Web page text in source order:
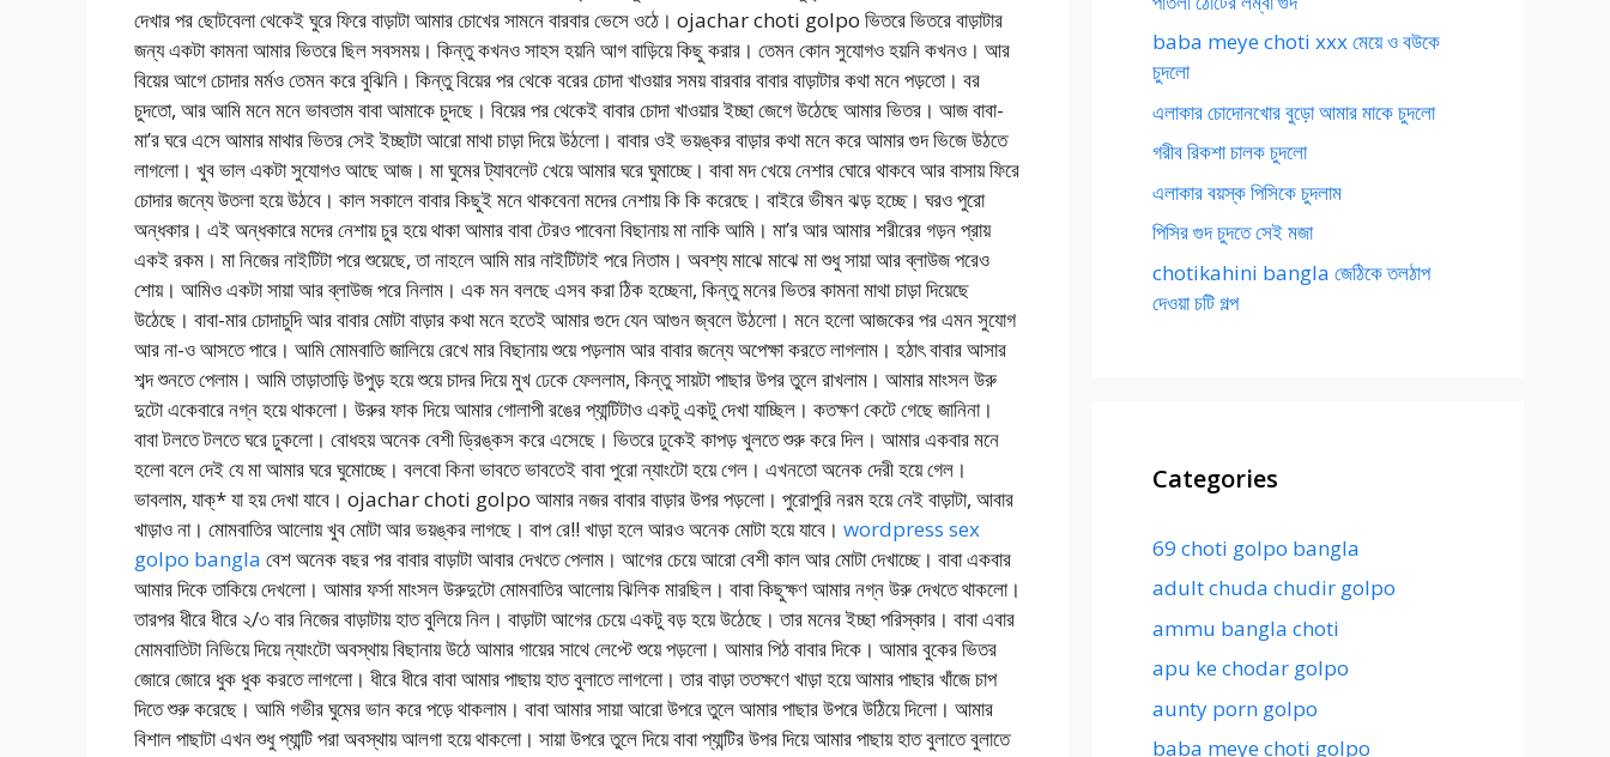
দেখার পর ছোটবেলা থেকেই ঘুরে ফিরে বাড়াটা আমার চোখের সামনে বারবার ভেসে ওঠে। ojachar choti golpo ভিতরে ভিতরে বাড়াটার
জন্য একটা কামনা আমার ভিতরে ছিল সবসময়। কিন্তু কখনও সাহস হয়নি আগ বাড়িয়ে কিছু করার। তেমন কোন সুযোগও হয়নি কখনও। আর
বিয়ের আগে চোদার মর্মও তেমন করে বুঝিনি। কিন্তু বিয়ের পর থেকে বরের চোদা খাওয়ার সময় বারবার বাবার বাড়াটার কথা মনে পড়তো। বর
চুদতো, আর আমি মনে মনে ভাবতাম বাবা আমাকে চুদছে। বিয়ের পর থেকেই বাবার চোদা খাওয়ার ইচ্ছা জেগে উঠেছে আমার ভিতর। আজ বাবা-
মা’র ঘরে এসে আমার মাথার ভিতর সেই ইচ্ছাটা আরো মাথা চাড়া দিয়ে উঠলো। বাবার ওই ভয়ঙ্কর বাড়ার কথা মনে করে আমার গুদ ভিজে উঠতে
লাগলো। খুব ভাল একটা সুযোগও আছে আজ। মা ঘুমের ট্যাবলেট খেয়ে আমার ঘরে ঘুমাচ্ছে। বাবা মদ খেয়ে নেশার ঘোরে থাকবে আর বাসায় ফিরে
চোদার জন্যে উতলা হয়ে উঠবে। কাল সকালে বাবার কিছুই মনে থাকবেনা মদের নেশায় কি কি করেছে। বাইরে ভীষন ঝড় হচ্ছে। ঘরও পুরো
অন্ধকার। এই অন্ধকারে মদের নেশায় চুর হয়ে থাকা আমার বাবা টেরও পাবেনা বিছানায় মা নাকি আমি। মা’র আর আমার শরীরের গড়ন প্রায়
একই রকম। মা নিজের নাইটিটা পরে শুয়েছে, তা নাহলে আমি মার নাইটিটাই পরে নিতাম। অবশ্য মাঝে মাঝে মা শুধু সায়া আর ব্লাউজ পরেও
শোয়। আমিও একটা সায়া আর ব্লাউজ পরে নিলাম। এক মন বলছে এসব করা ঠিক হচ্ছেনা, কিন্তু মনের ভিতর কামনা মাথা চাড়া দিয়েছে
উঠেছে। বাবা-মার চোদাচুদি আর বাবার মোটা বাড়ার কথা মনে হতেই আমার গুদে যেন আগুন জ্বলে উঠলো। মনে হলো আজকের পর এমন সুযোগ
আর না-ও আসতে পারে। আমি মোমবাতি জালিয়ে রেখে মার বিছানায় শুয়ে পড়লাম আর বাবার জন্যে অপেক্ষা করতে লাগলাম। হঠাৎ বাবার আসার
শব্দ শুনতে পেলাম। আমি তাড়াতাড়ি উপুড় হয়ে শুয়ে চাদর দিয়ে মুখ ঢেকে ফেললাম, কিন্তু সায়টা পাছার উপর তুলে রাখলাম। আমার মাংসল উরু
দুটো একেবারে নগ্ন হয়ে থাকলো। উরুর ফাক দিয়ে আমার গোলাপী রঙের প্যান্টিটাও একটু একটু দেখা যাচ্ছিল। কতক্ষণ কেটে গেছে জানিনা।
বাবা টলতে টলতে ঘরে ঢুকলো। বোধহয় অনেক বেশী ড্রিঙ্কস করে এসেছে। ভিতরে ঢুকেই কাপড় খুলতে শুরু করে দিল। আমার একবার মনে
হলো বলে দেই যে মা আমার ঘরে ঘুমোচ্ছে। বলবো কিনা ভাবতে ভাবতেই বাবা পুরো ন্যাংটো হয়ে গেল। এখনতো অনেক দেরী হয়ে গেল।
ভাবলাম, যাক্* যা হয় দেখা যাবে। ojachar choti golpo আমার নজর বাবার বাড়ার উপর পড়লো। পুরোপুরি নরম হয়ে নেই বাড়াটা, আবার
খাড়াও না। মোমবাতির আলোয় খুব মোটা আর ভয়ঙ্কর লাগছে। বাপ রে!! খাড়া হলে আরও অনেক মোটা হয়ে যাবে। wordpress sex
golpo bangla বেশ অনেক বছর পর বাবার বাড়াটা আবার দেখতে পেলাম। আগের চেয়ে আরো বেশী কাল আর মোটা দেখাচ্ছে। বাবা একবার
আমার দিকে তাকিয়ে দেখলো। আমার ফর্সা মাংসল উরুদুটো মোমবাতির আলোয় ঝিলিক মারছিল। বাবা কিছুক্ষণ আমার নগ্ন উরু দেখতে থাকলো।
তারপর ধীরে ধীরে ২/৩ বার নিজের বাড়াটায় হাত বুলিয়ে নিল। বাড়াটা আগের চেয়ে একটু বড় হয়ে উঠেছে। তার মনের ইচ্ছা পরিস্কার। বাবা এবার
মোমবাতিটা নিভিয়ে দিয়ে ন্যাংটো অবস্থায় বিছানায় উঠে আমার গায়ের সাথে লেপ্টে শুয়ে পড়লো। আমার পিঠ বাবার দিকে। আমার বুকের ভিতর
জোরে জোরে ধুক ধুক করতে লাগলো। ধীরে ধীরে বাবা আমার পাছায় হাত বুলাতে লাগলো। তার বাড়া ততক্ষণে খাড়া হয়ে আমার পাছার খাঁজে চাপ
দিতে শুরু করেছে। আমি গভীর ঘুমের ভান করে পড়ে থাকলাম। বাবা আমার সায়া আরো উপরে তুলে আমার পাছার উপরে উঠিয়ে দিলো। আমার
বিশাল পাছাটা এখন শুধু প্যান্টি পরা অবস্থায় আলগা হয়ে থাকলো। সায়া উপরে তুলে দিয়ে বাবা প্যান্টির উপর দিয়ে আমার পাছায় হাত বুলাতে বুলাতে
baba meye choti xxx মেয়ে ও বউকে
চুদলো
এলাকার চোদোনখোর বুড়ো আমার মাকে চুদলো
গরীব রিকশা চালক চুদলো
এলাকার বয়স্ক পিসিকে চুদলাম
পিসির গুদ চুদতে সেই মজা
chotikahini bangla জেঠিকে তলঠাপ
দেওয়া চটি গল্প
Categories
69 choti golpo bangla
adult chuda chudir golpo
ammu bangla choti
apu ke chodar golpo
aunty porn golpo
baba meye choti golpo